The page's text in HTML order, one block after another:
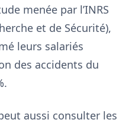
menée par l’INRS
et de Sécurité),
leurs salariés
des accidents du
aussi consulter les